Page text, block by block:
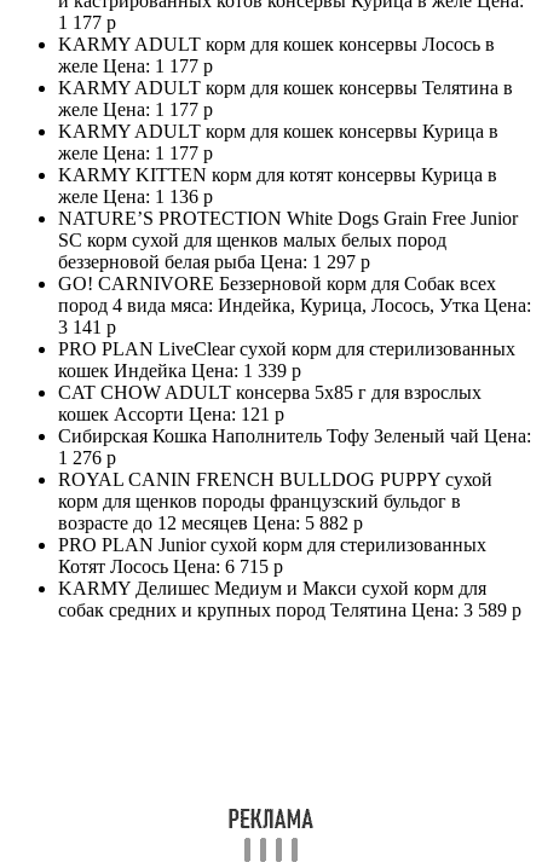
1 177 р
KARMY ADULT корм для кошек консервы Лосось в
желе Цена: 1 177 р
KARMY ADULT корм для кошек консервы Телятина в
желе Цена: 1 177 р
KARMY ADULT корм для кошек консервы Курица в
желе Цена: 1 177 р
KARMY KITTEN корм для котят консервы Курица в
желе Цена: 1 136 р
NATURE’S PROTECTION White Dogs Grain Free Junior
SC корм сухой для щенков малых белых пород
беззерновой белая рыба Цена: 1 297 р
GO! CARNIVORE Беззерновой корм для Собак всех
пород 4 вида мяса: Индейка, Курица, Лосось, Утка Цена:
3 141 р
PRO PLAN LiveClear сухой корм для стерилизованных
кошек Индейка Цена: 1 339 р
CAT CHOW ADULT консерва 5х85 г для взрослых
кошек Ассорти Цена: 121 р
Сибирская Кошка Наполнитель Тофу Зеленый чай Цена:
1 276 р
ROYAL CANIN FRENCH BULLDOG PUPPY сухой
корм для щенков породы французский бульдог в
возрасте до 12 месяцев Цена: 5 882 р
PRO PLAN Junior сухой корм для стерилизованных
Котят Лосось Цена: 6 715 р
KARMY Делишес Медиум и Макси сухой корм для
собак средних и крупных пород Телятина Цена: 3 589 р